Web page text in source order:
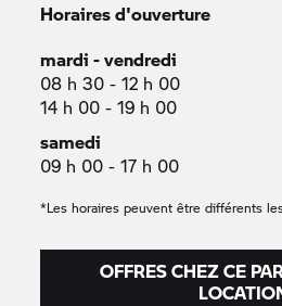
Horaires d'ouverture
mardi - vendredi
08 h 30 - 12 h 00
14 h 00 - 19 h 00
samedi
09 h 00 - 17 h 00
*Les horaires peuvent être différents
OFFRES CHEZ CE